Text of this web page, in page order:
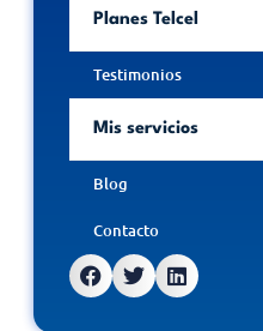
Planes Telcel
Testimonios
Mis servicios
Blog
Contacto